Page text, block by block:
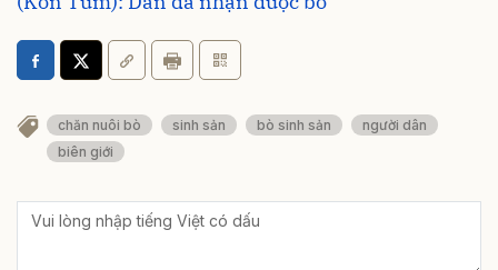
chăn nuôi bò sinh sản bò sinh sản
người dân
biên giới